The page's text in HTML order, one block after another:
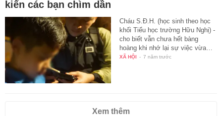
kiến các bạn chìm dần
Cháu S.Đ.H. (học sinh theo học
khối Tiểu học trường Hữu Nghị) -
cho biết vẫn chưa hết bàng
hoàng khi nhớ lại sự việc vừa…
XÃ HỘI - 7 năm trước
Xem thêm